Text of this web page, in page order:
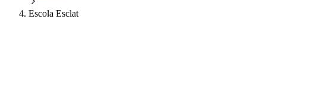
Escola Esclat